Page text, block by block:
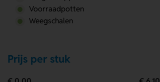
Voorraadpotten
Weegschalen
Prijs per stuk